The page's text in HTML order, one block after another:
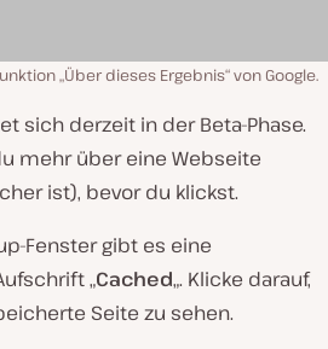
„Über dieses Ergebnis“ von Google.
sich derzeit in der Beta-Phase.
mehr über eine Webseite
ist), bevor du klickst.
Fenster gibt es eine
„Cached„. Klicke darauf,
Seite zu sehen.